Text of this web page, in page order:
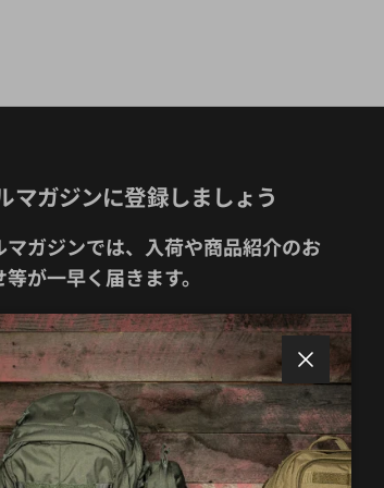
マガジンに登録しましょう
マガジンでは、入荷や商品紹介のお
が一早く届きます。
スクリプションする
閉じる